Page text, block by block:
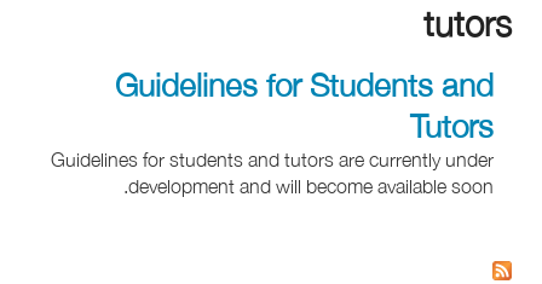
tutors
Guidelines for Students and
Tutors
Guidelines for students and tutors are currently under
development and will become available soon.